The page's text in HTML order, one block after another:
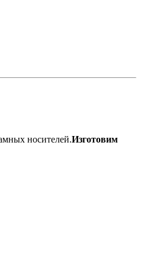
носителей.Изготовим